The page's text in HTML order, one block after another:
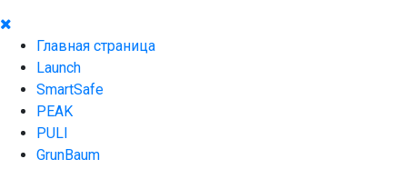
Главная страница
Launch
SmartSafe
PEAK
PULI
GrunBaum